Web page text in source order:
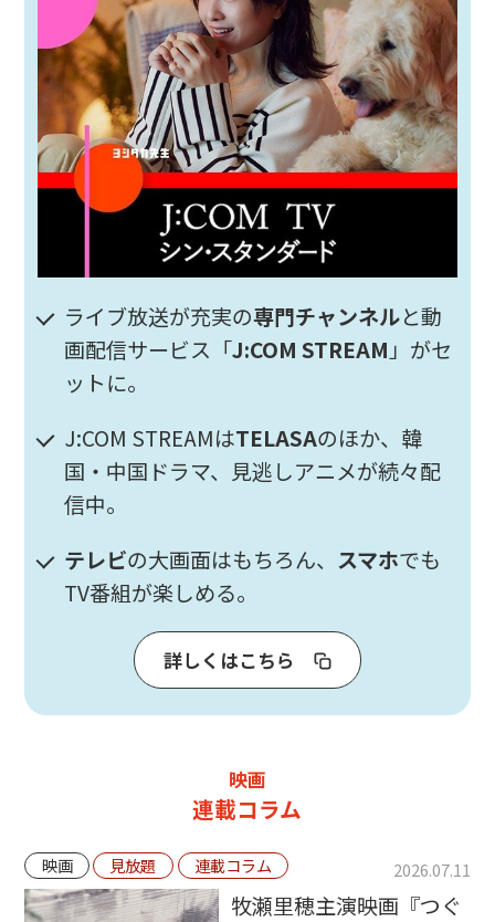
ライブ放送が充実の専門チャンネルと動
画配信サービス「J:COM STREAM 」がセ
ットに。
J:COM STREAMはTELASAのほか、韓
国・中国ドラマ、見逃しアニメが続々配
信中。
テレビの大画面はもちろん、 スマホでも
TV番組が楽しめる。
詳しくはこちら
映画
連載コラム
映画 見放題 連載コラム 2026.07.11
牧瀬里穂主演映画『つぐ